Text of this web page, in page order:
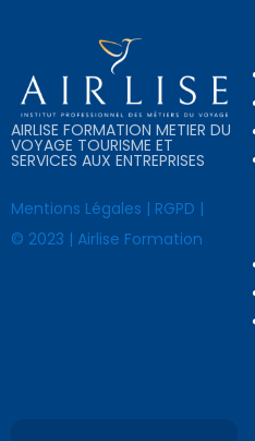
AIRLISE FORMATION METIER DU
VOYAGE TOURISME ET
SERVICES AUX ENTREPRISES
Mentions Légales | RGPD |
© 2023 | Airlise Formation